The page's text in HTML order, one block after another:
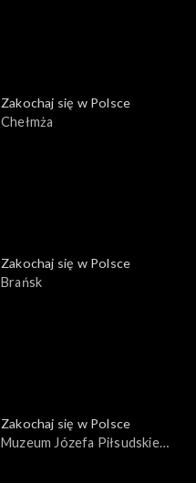
Zakochaj się w Polsce
Chełmża
Zakochaj się w Polsce
Brańsk
Zakochaj się w Polsce
Muzeum Józefa Piłsudskiego